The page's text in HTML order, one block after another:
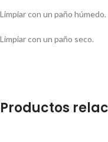
Limpiar con un paño húmedo.
Limpiar con un paño seco.
Productos